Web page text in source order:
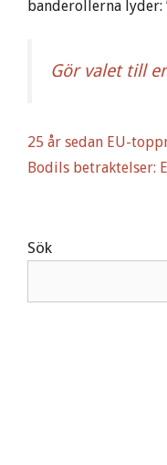
banderollerna lyder:
Gör valet till
25 år sedan EU-
Bodils betraktelser:
Sök